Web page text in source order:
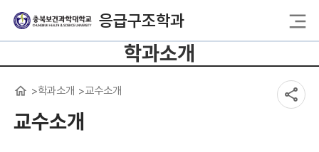
응급구조학과
학과소개
학과소개 교수소개
교수소개